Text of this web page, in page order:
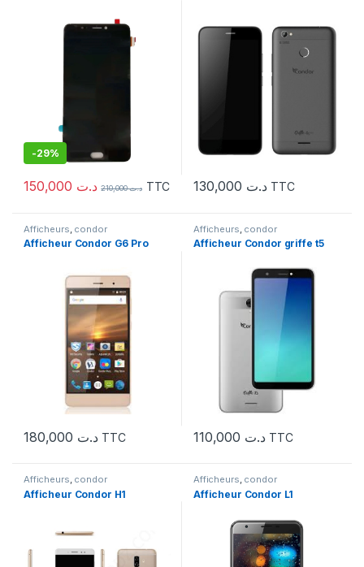
-29%
د.ت د.ت210,000 TTC د.ت TTC
Afficheurs condor
Afficheur Condor G6 Pro
د.ت TTC
Afficheurs condor
Afficheur Condor griffe t5
د.ت TTC
Afficheurs, condor
Afficheur Condor H1
Afficheurs, condor
Afficheur Condor L1